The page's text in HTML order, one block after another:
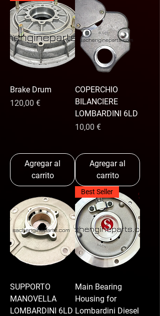
Brake Drum
Precio
120,00 €
Agregar al
carrito
COPERCHIO
BILANCIERE
LOMBARDINI 6LD
Precio
10,00 €
Agregar al
carrito
SUPPORTO
MANOVELLA
LOMBARDINI 6LD
Best Seller
Main Bearing
Housing for
Lombardini Diesel